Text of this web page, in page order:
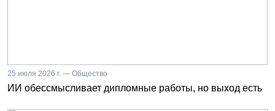
25 июля 2026 г. — Общество
ИИ обессмысливает дипломные работы, но выход есть